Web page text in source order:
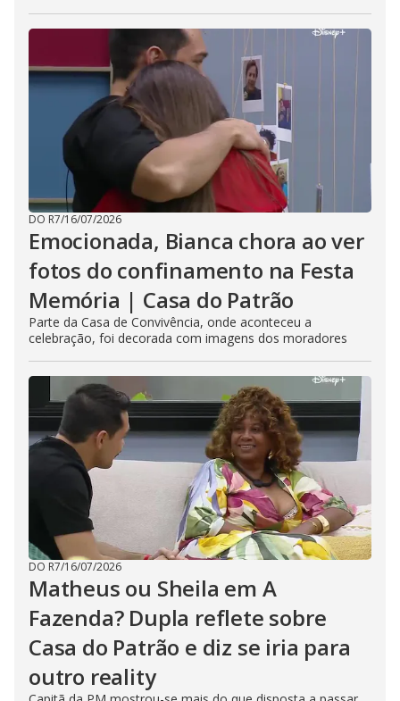
DO R7/16/07/2026
Emocionada, Bianca chora ao ver
fotos do confinamento na Festa
Memória | Casa do Patrão
Parte da Casa de Convivência, onde aconteceu a
celebração, foi decorada com imagens dos moradores
DO R7/16/07/2026
Matheus ou Sheila em A
Fazenda? Dupla reflete sobre
Casa do Patrão e diz se iria para
outro reality